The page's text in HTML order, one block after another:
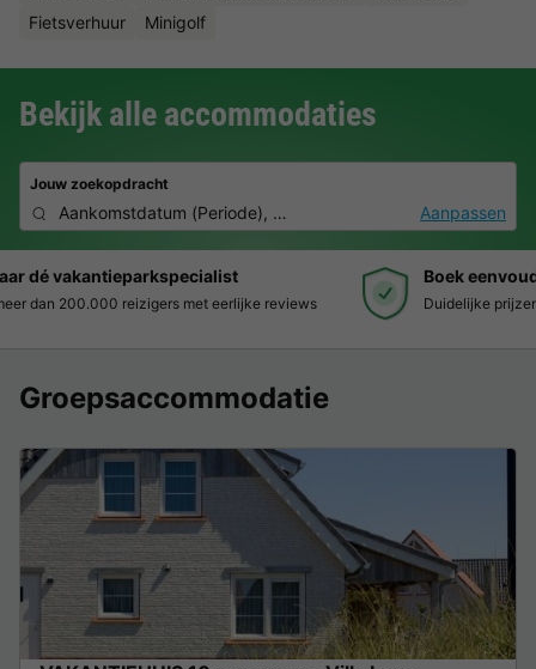
Fietsverhuur
Minigolf
Bekijk alle accommodaties
Jouw zoekopdracht
Aankomstdatum (Periode), 2 personen, 0 huisdierAanpassen
Boek eenvoudig en zonder stress
Duidelijke prijzen, moeiteloos boeken en veilige betaalomgeving
Groepsaccommodatie